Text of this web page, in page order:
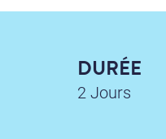
DURÉE
2 Jours